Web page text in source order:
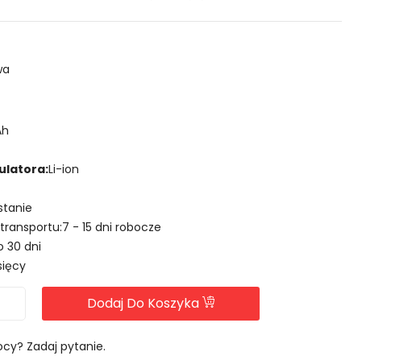
Li-ion
- 15 dni robocze
30 dni
Dodaj Do Koszyka
Zadaj pytanie.